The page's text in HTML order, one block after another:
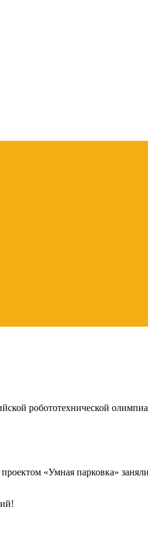
робототехнической
«Умная парковка»